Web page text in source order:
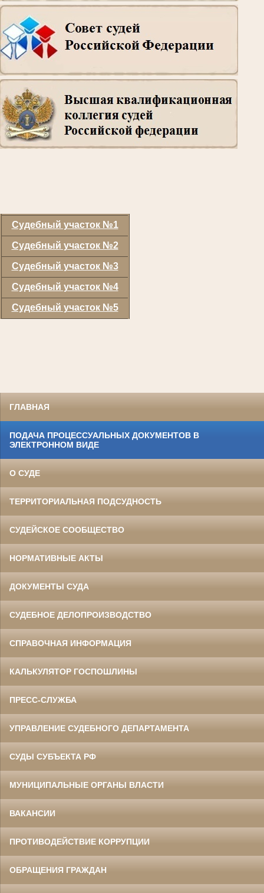
Судебный участок №1
Судебный участок №2
Судебный участок №3
Судебный участок №4
Судебный участок №5
ГЛАВНАЯ
ПОДАЧА ПРОЦЕССУАЛЬНЫХ ДОКУМЕНТОВ В
ЭЛЕКТРОННОМ ВИДЕ
О СУДЕ
ТЕРРИТОРИАЛЬНАЯ ПОДСУДНОСТЬ
СУДЕЙСКОЕ СООБЩЕСТВО
НОРМАТИВНЫЕ АКТЫ
ДОКУМЕНТЫ СУДА
СУДЕБНОЕ ДЕЛОПРОИЗВОДСТВО
СПРАВОЧНАЯ ИНФОРМАЦИЯ
КАЛЬКУЛЯТОР ГОСПОШЛИНЫ
ПРЕСС-СЛУЖБА
УПРАВЛЕНИЕ СУДЕБНОГО ДЕПАРТАМЕНТА
СУДЫ СУБЪЕКТА РФ
МУНИЦИПАЛЬНЫЕ ОРГАНЫ ВЛАСТИ
ВАКАНСИИ
ПРОТИВОДЕЙСТВИЕ КОРРУПЦИИ
ОБРАЩЕНИЯ ГРАЖДАН